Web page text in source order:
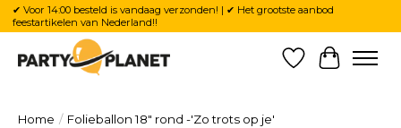
✔ Voor 14:00 besteld is vandaag verzonden! | ✔ Het grootste aanbod
feestartikelen van Nederland!!
Verlanglijst
Home / Folieballon 18″ rond -'Zo trots op je'